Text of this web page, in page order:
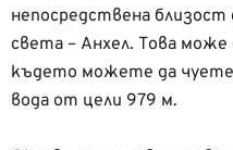
непосредствена близост
света – Анхел. Това може
където можете да
вода от цели 979 м.